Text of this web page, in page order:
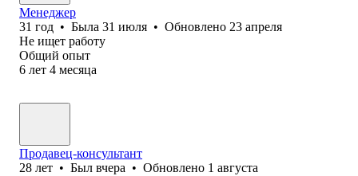
Менеджер
31 год • Была 31 июля • Обновлено 23 апреля
Не ищет работу
Общий опыт
6 лет 4 месяца
Продавец-консультант
28 лет • Был вчера • Обновлено 1 августа